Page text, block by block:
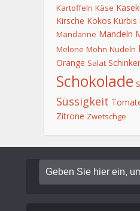
Kartoffeln Käse
Kirsche Kokos Kürbis
Mandarine Mandeln
Melone Mohn Nudeln
Orange Salat
Schokolade
Süssigkeit
Zitrone Zwetschge